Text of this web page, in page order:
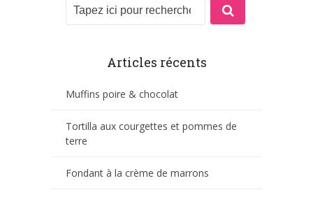
Articles récents
Muffins poire & chocolat
Tortilla aux courgettes et pommes de
terre
Fondant à la crème de marrons